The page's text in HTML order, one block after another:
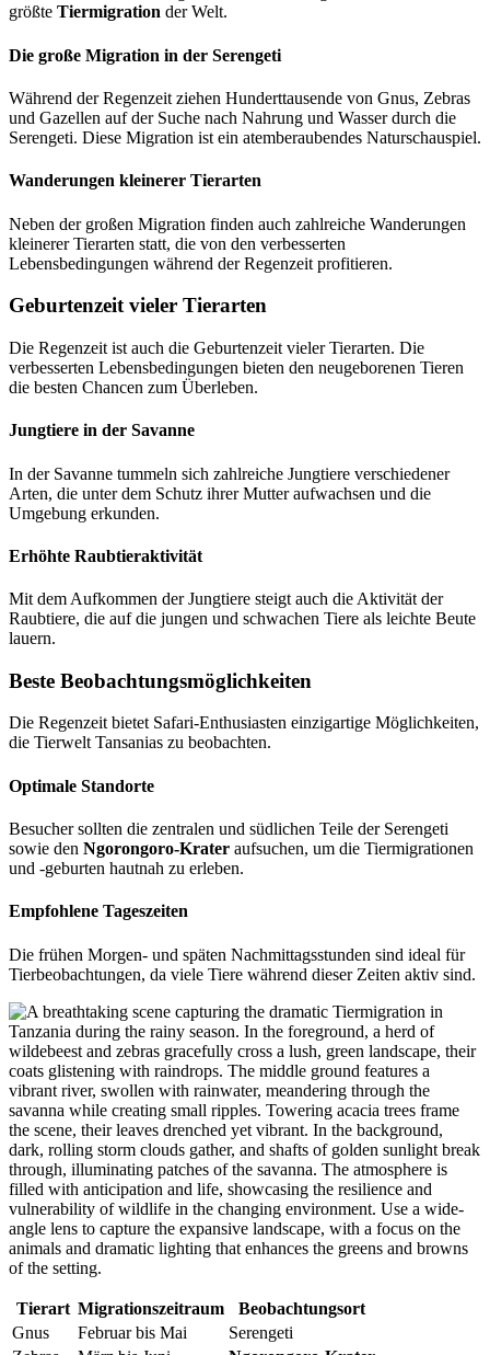
größte Tiermigration der Welt.
Die große Migration in der Serengeti
Während der Regenzeit ziehen Hunderttausende von Gnus, Zebras
und Gazellen auf der Suche nach Nahrung und Wasser durch die
Serengeti. Diese Migration ist ein atemberaubendes Naturschauspiel.
Wanderungen kleinerer Tierarten
Neben der großen Migration finden auch zahlreiche Wanderungen
kleinerer Tierarten statt, die von den verbesserten
Lebensbedingungen während der Regenzeit profitieren.
Geburtenzeit vieler Tierarten
Die Regenzeit ist auch die Geburtenzeit vieler Tierarten. Die
verbesserten Lebensbedingungen bieten den neugeborenen Tieren
die besten Chancen zum Überleben.
Jungtiere in der Savanne
In der Savanne tummeln sich zahlreiche Jungtiere verschiedener
Arten, die unter dem Schutz ihrer Mutter aufwachsen und die
Umgebung erkunden.
Erhöhte Raubtieraktivität
Mit dem Aufkommen der Jungtiere steigt auch die Aktivität der
Raubtiere, die auf die jungen und schwachen Tiere als leichte Beute
lauern.
Beste Beobachtungsmöglichkeiten
Die Regenzeit bietet Safari-Enthusiasten einzigartige Möglichkeiten,
die Tierwelt Tansanias zu beobachten.
Optimale Standorte
Besucher sollten die zentralen und südlichen Teile der Serengeti
sowie den Ngorongoro-Krater aufsuchen, um die Tiermigrationen
und -geburten hautnah zu erleben.
Empfohlene Tageszeiten
Die frühen Morgen- und späten Nachmittagsstunden sind ideal für
Tierbeobachtungen, da viele Tiere während dieser Zeiten aktiv sind.
Tierart Migrationszeitraum
Beobachtungsort
Gnus
Februar bis Mai
Serengeti